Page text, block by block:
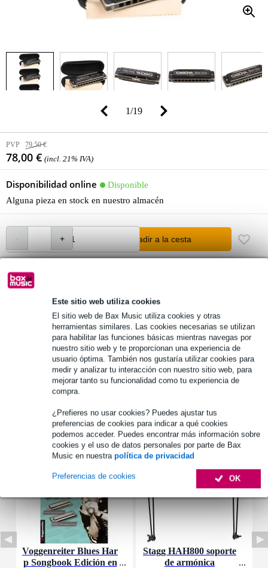
Este sitio web utiliza cookies
El sitio web de Bax Music utiliza cookies y otras
herramientas similares. Las cookies necesarias se utilizan
para habilitar las funciones básicas mientras navegas por
nuestro sitio web y te proporcionan una experiencia de
usuario óptima. También nos gustaría utilizar cookies para
medir y analizar tu interacción con nuestro sitio web, para
mejorar tanto su funcionalidad como tu experiencia de
compra.
¿Prefieres no usar cookies? Puedes ajustar tus
preferencias de cookies para indicar a qué cookies
podemos acceder. Puedes encontrar más información sobre
cookies y el uso de datos personales por parte de Bax
Music en nuestra política de privacidad
OK
Preferencias de cookies
1/19
PVP 79,50 €
78,00 € (incl. 21% IVA)
Disponibilidad online
Disponible
Alguna pieza en stock en nuestro almacén
añadir a la cesta
Pídelo ahora = miércoles en casa
Más de 48.000 artículos en stock
1.250 marcas líderes
Información del producto
Especificaciones completas
Accesorios (3)
Voggenreiter Blues Har
p Songbook Edición en
Stagg HAH800 soporte
de armónica